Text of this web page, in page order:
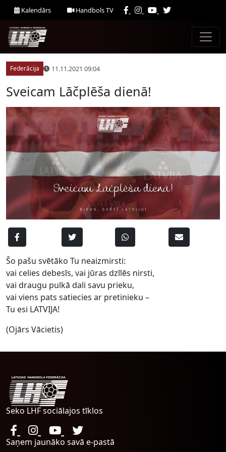
Kalendārs Handbols TV
Federācija 11.11.2021 09:04
Sveicam Lāčplēša dienā!
Šo pašu svētāko Tu neaizmirsti:
vai celies debesīs, vai jūras dzīlēs nirsti,
vai draugu pulkā dali savu prieku,
vai viens pats satiecies ar pretinieku –
Tu esi LATVIJA!
(Ojārs Vācietis)
Seko LHF sociālajos tīklos
Saņem jaunāko savā e-pastā